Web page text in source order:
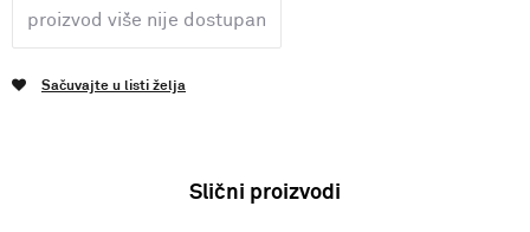
proizvod više nije dostupan
Sačuvajte u listi želja
Slični proizvodi